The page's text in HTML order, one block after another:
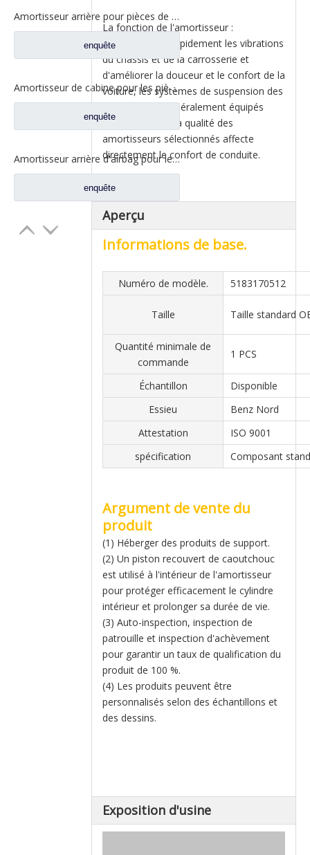
Amortisseur arrière pour pièces de rechange de camion North Benz Beiben V3 5188910105
enquête
Amortisseur de cabine pour les pièces de rechange 5008900019 de camion du nord de benz
enquête
Amortisseur arrière d'airbag pour les pièces de rechange 5183170512 du nord de camion de benz
enquête
La fonction de l'amortisseur :
Afin d'atténuer rapidement les vibrations
du châssis et de la carrosserie et
d'améliorer la douceur et le confort de la
voiture, les systèmes de suspension des
voitures sont généralement équipés
d'amortisseurs.La qualité des
amortisseurs sélectionnés affecte
directement le confort de conduite.
Aperçu
Informations de base.
Numéro de modèle. 5183170512
Taille Taille standard
Quantité minimale de
commande
1 PCS
Échantillon
Disponible
Essieu
Benz Nord
Attestation
ISO 9001
spécification
Composant
Argument de vente du
produit
(1) Héberger des produits de support.
(2) Un piston recouvert de caoutchouc
est utilisé à l'intérieur de l'amortisseur
pour protéger efficacement le cylindre
intérieur et prolonger sa durée de vie.
(3) Auto-inspection, inspection de
patrouille et inspection d'achèvement
pour garantir un taux de qualification du
produit de 100 %.
(4) Les produits peuvent être
personnalisés selon des échantillons et
des dessins.
Exposition d'usine